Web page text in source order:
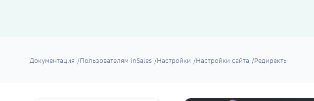
Документация /Пользователям inSales /Настройки /Настройки сайта /Редиректы